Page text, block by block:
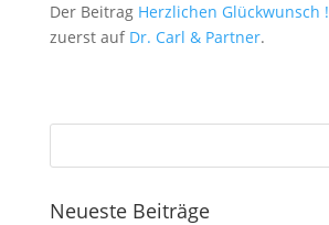
Der Beitrag Herzlichen Glückwunsch !
zuerst auf Dr. Carl & Partner.
Neueste Beiträge